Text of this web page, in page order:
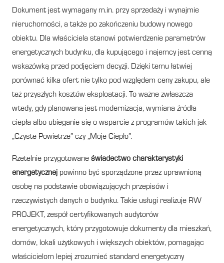
Dokument jest wymagany m.in. przy sprzedaży i wynajmie
nieruchomości, a także po zakończeniu budowy nowego
obiektu. Dla właściciela stanowi potwierdzenie parametrów
energetycznych budynku, dla kupującego i najemcy jest cenną
wskazówką przed podjęciem decyzji. Dzięki temu łatwiej
porównać kilka ofert nie tylko pod względem ceny zakupu, ale
też przyszłych kosztów eksploatacji. To ważne zwłaszcza
wtedy, gdy planowana jest modernizacja, wymiana źródła
ciepła albo ubieganie się o wsparcie z programów takich jak
„Czyste Powietrze” czy „Moje Ciepło”.
Rzetelnie przygotowane świadectwo charakterystyki
energetycznej powinno być sporządzone przez uprawnioną
osobę na podstawie obowiązujących przepisów i
rzeczywistych danych o budynku. Takie usługi realizuje RW
PROJEKT, zespół certyfikowanych audytorów
energetycznych, który przygotowuje dokumenty dla mieszkań,
domów, lokali użytkowych i większych obiektów, pomagając
właścicielom lepiej zrozumieć standard energetyczny